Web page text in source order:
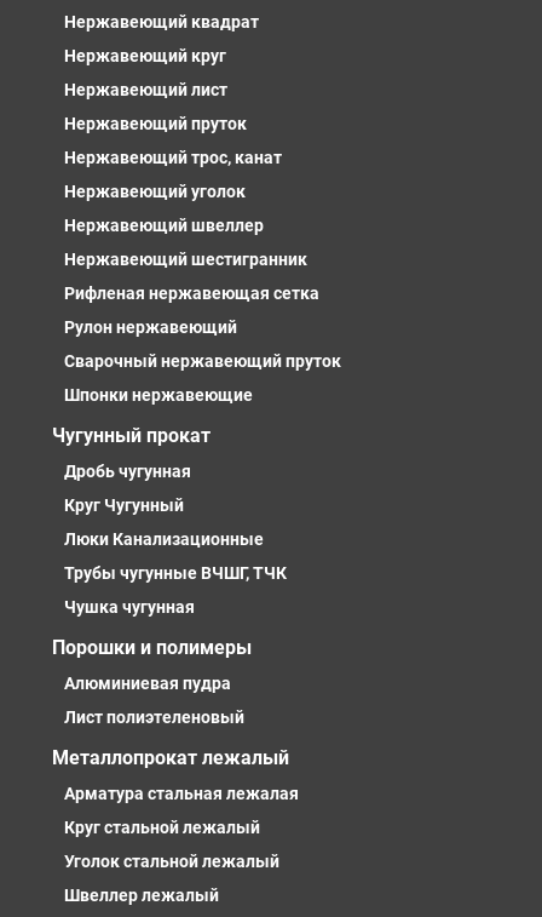
Нержавеющий квадрат
Нержавеющий круг
Нержавеющий лист
Нержавеющий пруток
Нержавеющий трос, канат
Нержавеющий уголок
Нержавеющий швеллер
Нержавеющий шестигранник
Рифленая нержавеющая сетка
Рулон нержавеющий
Сварочный нержавеющий пруток
Шпонки нержавеющие
Чугунный прокат
Дробь чугунная
Круг Чугунный
Люки Канализационные
Трубы чугунные ВЧШГ, ТЧК
Чушка чугунная
Порошки и полимеры
Алюминиевая пудра
Лист полиэтеленовый
Металлопрокат лежалый
Арматура стальная лежалая
Круг стальной лежалый
Уголок стальной лежалый
Швеллер лежалый